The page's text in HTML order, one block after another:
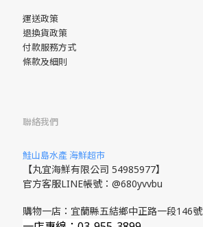
運送政策
退換貨政策
付款服務方式
條款及細則
聯絡我們
鮭山島水產 海鮮超市
【丸宜海鮮有限公司 54985977】
官方客服LINE帳號：@680yvvbu
購物一店：宜蘭縣五結鄉中正路一段146號